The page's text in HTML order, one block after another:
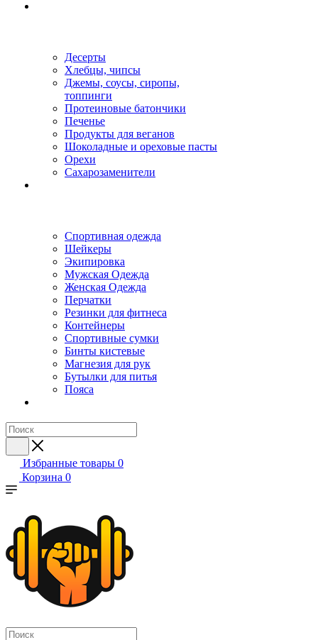
Десерты
Хлебцы, чипсы
Джемы, соусы, сиропы,
топпинги
Протеиновые батончики
Печенье
Продукты для веганов
Шоколадные и ореховые пасты
Орехи
Сахарозаменители
Спортивная одежда
Шейкеры
Экипировка
Мужская Одежда
Женская Одежда
Перчатки
Резинки для фитнеса
Контейнеры
Спортивные сумки
Бинты кистевые
Магнезия для рук
Бутылки для питья
Пояса
Избранные товары 0
Корзина 0